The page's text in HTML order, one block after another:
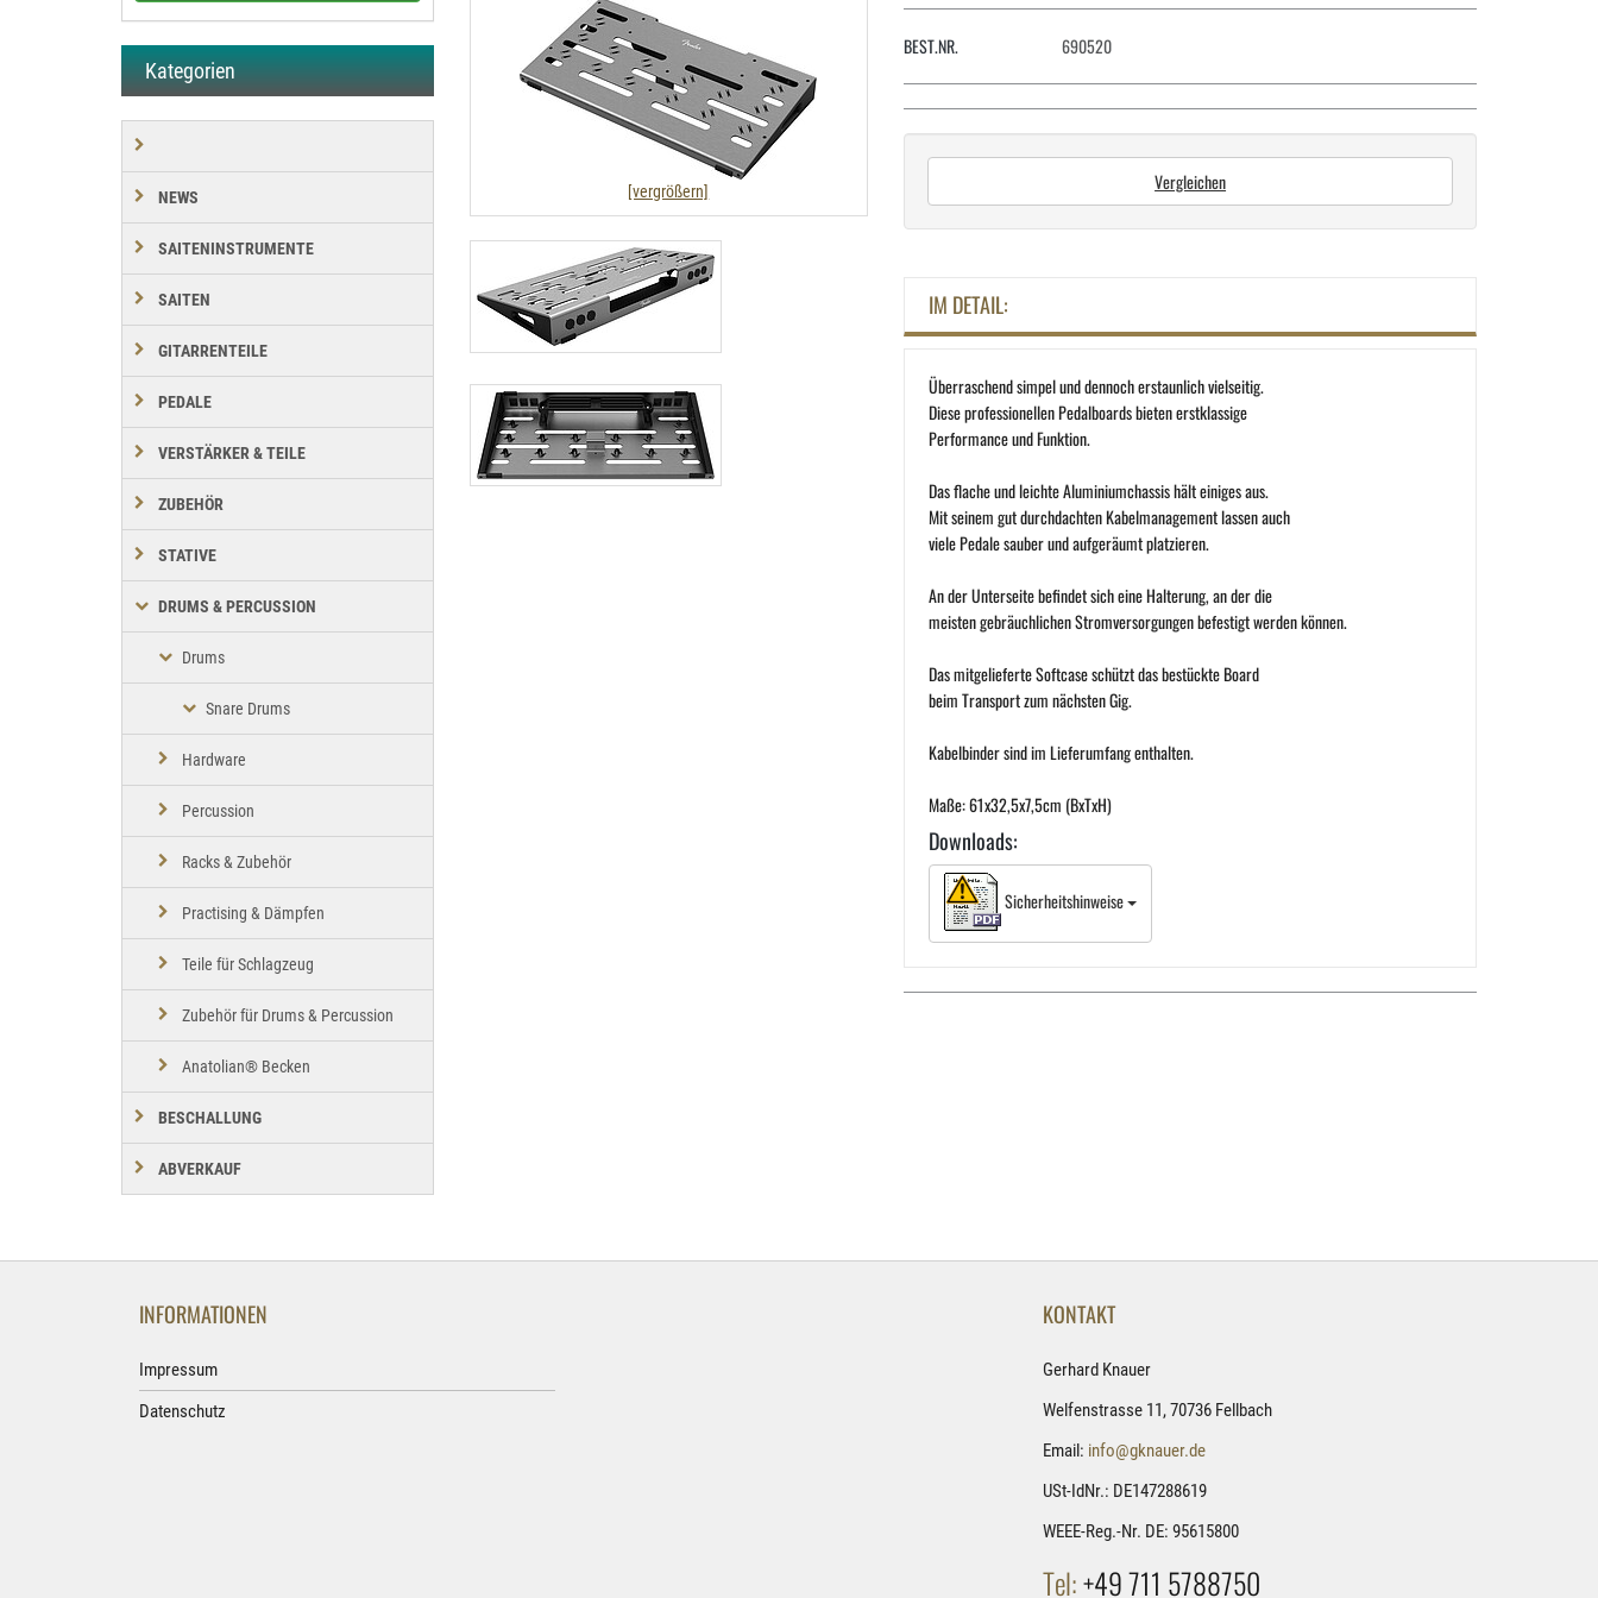
[vergrößern]
BEST.NR. 690520
Vergleichen
IM DETAIL:
Überraschend simpel und dennoch erstaunlich vielseitig.
Diese professionellen Pedalboards bieten erstklassige
Performance und Funktion.
Das flache und leichte Aluminiumchassis hält einiges aus.
Mit seinem gut durchdachten Kabelmanagement lassen auch
viele Pedale sauber und aufgeräumt platzieren.
An der Unterseite befindet sich eine Halterung, an der die
meisten gebräuchlichen Stromversorgungen befestigt werden können.
Das mitgelieferte Softcase schützt das bestückte Board
beim Transport zum nächsten Gig.
Kabelbinder sind im Lieferumfang enthalten.
Maße: 61x32,5x7,5cm (BxTxH)
Downloads:
Sicherheitshinweise
Kategorien
NEWS
SAITENINSTRUMENTE
SAITEN
GITARRENTEILE
PEDALE
VERSTÄRKER & TEILE
ZUBEHÖR
STATIVE
DRUMS & PERCUSSION
Drums
Snare Drums
Hardware
Percussion
Racks & Zubehör
Practising & Dämpfen
Teile für Schlagzeug
Zubehör für Drums & Percussion
Anatolian® Becken
BESCHALLUNG
ABVERKAUF
INFORMATIONEN
Impressum
Datenschutz
KONTAKT
Gerhard Knauer
Welfenstrasse 11, 70736 Fellbach
Email: info@gknauer.de
USt-IdNr.: DE147288619
WEEE-Reg.-Nr. DE: 95615800
Tel:+49 711 5788750